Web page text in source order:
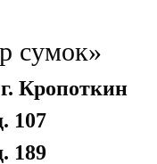
сумок»
Кропоткин
107
189